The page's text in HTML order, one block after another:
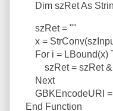
Dim szRet As
szRet = ""
x =
For i = LBound(x)
szRet = szRet &
Next
GBKEncodeURI =
End Function